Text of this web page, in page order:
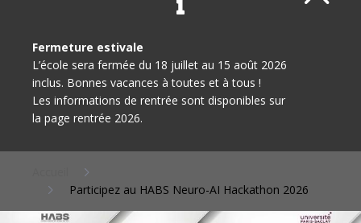
Fermeture estivale
L’école sera fermée du 18 juillet au 15 août 2026
inclus. Bonnes vacances à toutes et à tous !
Les informations de rentrée sont disponibles sur
la page rentrée 2026.
Participez au HABS Neuro-AI Hackathon 2026